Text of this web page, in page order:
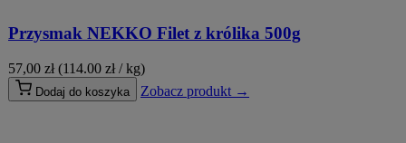
Przysmak NEKKO Filet z królika 500g
57,00 zł (114.00 zł / kg)
Dodaj do koszyka Zobacz produkt →